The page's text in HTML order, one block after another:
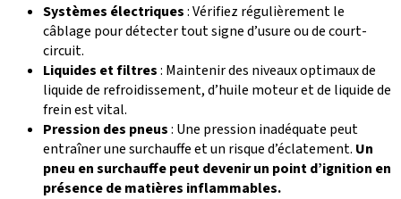
Systèmes électriques: Vérifiez régulièrement le
câblage pour détecter tout signe d’usure ou de court-
circuit.
Liquides et filtres: Maintenir des niveaux optimaux de
liquide de refroidissement, d’huile moteur et de liquide de
frein est vital.
Pression des pneus: Une pression inadéquate peut
entraîner une surchauffe et un risque d’éclatement. Un
pneu en surchauffe peut devenir un point d’ignition en
présence de matières inflammables.